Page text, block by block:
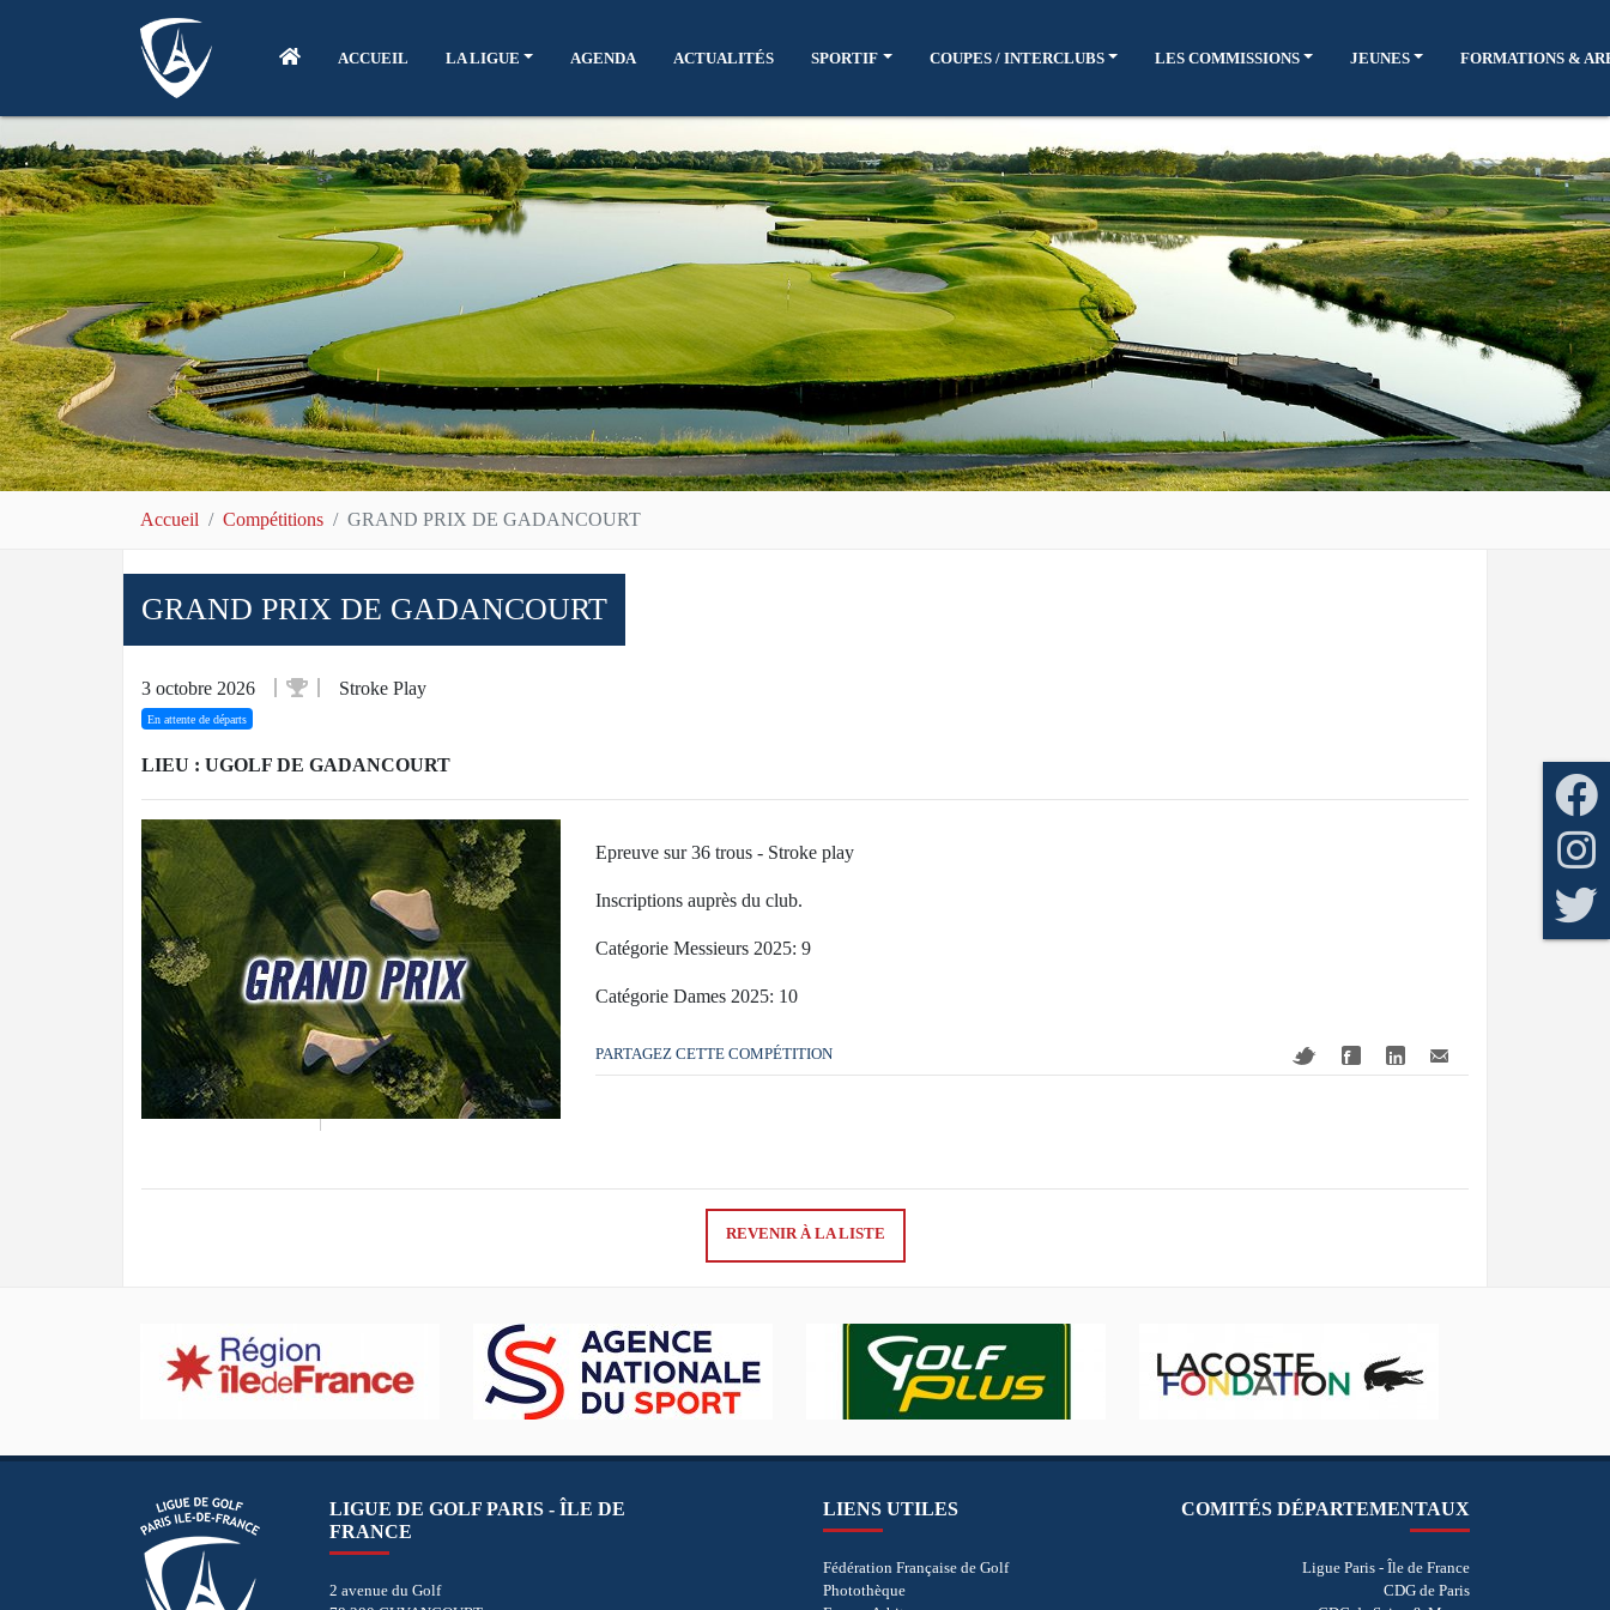
ACCUEIL LA LIGUE AGENDA ACTUALITÉS SPORTIF COUPES / INTERCLUBS LES COMMISSIONS JEUNES FORMATIONS &
Accueil Compétitions GRAND PRIX DE GADANCOURT
GRAND PRIX DE GADANCOURT
3 octobre 2026 Stroke Play
En attente de départs
LIEU : UGOLF DE GADANCOURT
Epreuve sur 36 trous - Stroke play
Inscriptions auprès du club.
Catégorie Messieurs 2025: 9
Catégorie Dames 2025: 10
PARTAGEZ CETTE COMPÉTITION
REVENIR À LA LISTE
LIGUE DE GOLF PARIS - ÎLE DE
FRANCE
2 avenue du Golf
LIENS UTILES
Fédération Française de Golf
Photothèque
COMITÉS DÉPARTEMENTAUX
Ligue Paris - Île de France
CDG de Paris